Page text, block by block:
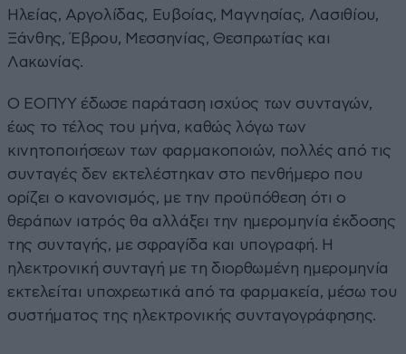
Ηλείας, Αργολίδας, Ευβοίας, Μαγνησίας, Λασιθίου,
Ξάνθης, Έβρου, Μεσσηνίας, Θεσπρωτίας και
Λακωνίας.
Ο ΕΟΠΥΥ έδωσε παράταση ισχύος των συνταγών,
έως το τέλος του μήνα, καθώς λόγω των
κινητοποιήσεων των φαρμακοποιών, πολλές από τις
συνταγές δεν εκτελέστηκαν στο πενθήμερο που
ορίζει ο κανονισμός, με την προϋπόθεση ότι ο
θεράπων ιατρός θα αλλάξει την ημερομηνία έκδοσης
της συνταγής, με σφραγίδα και υπογραφή. Η
ηλεκτρονική συνταγή με τη διορθωμένη ημερομηνία
εκτελείται υποχρεωτικά από τα φαρμακεία, μέσω του
συστήματος της ηλεκτρονικής συνταγογράφησης.